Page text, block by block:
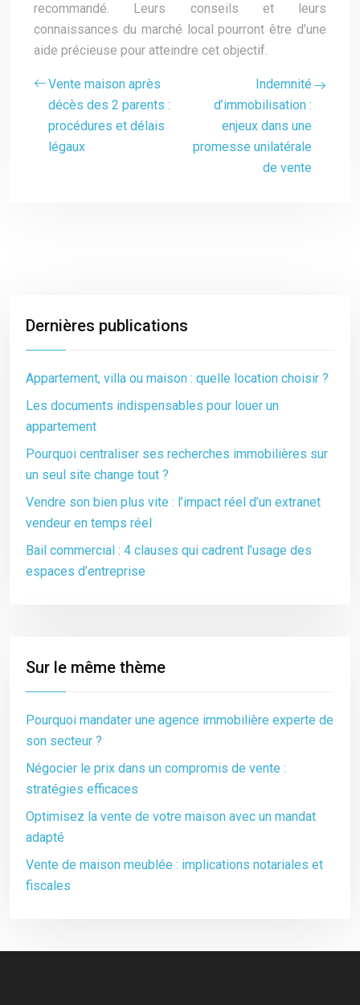
recommandé. Leurs conseils et leurs
connaissances du marché local pourront être d’une
aide précieuse pour atteindre cet objectif.
Vente maison après
décès des 2 parents :
procédures et délais
légaux
Indemnité
d’immobilisation :
enjeux dans une
promesse unilatérale
de vente
Dernières publications
Appartement, villa ou maison : quelle location choisir ?
Les documents indispensables pour louer un
appartement
Pourquoi centraliser ses recherches immobilières sur
un seul site change tout ?
Vendre son bien plus vite : l’impact réel d’un extranet
vendeur en temps réel
Bail commercial : 4 clauses qui cadrent l’usage des
espaces d’entreprise
Sur le même thème
Pourquoi mandater une agence immobilière experte de
son secteur ?
Négocier le prix dans un compromis de vente :
stratégies efficaces
Optimisez la vente de votre maison avec un mandat
adapté
Vente de maison meublée : implications notariales et
fiscales